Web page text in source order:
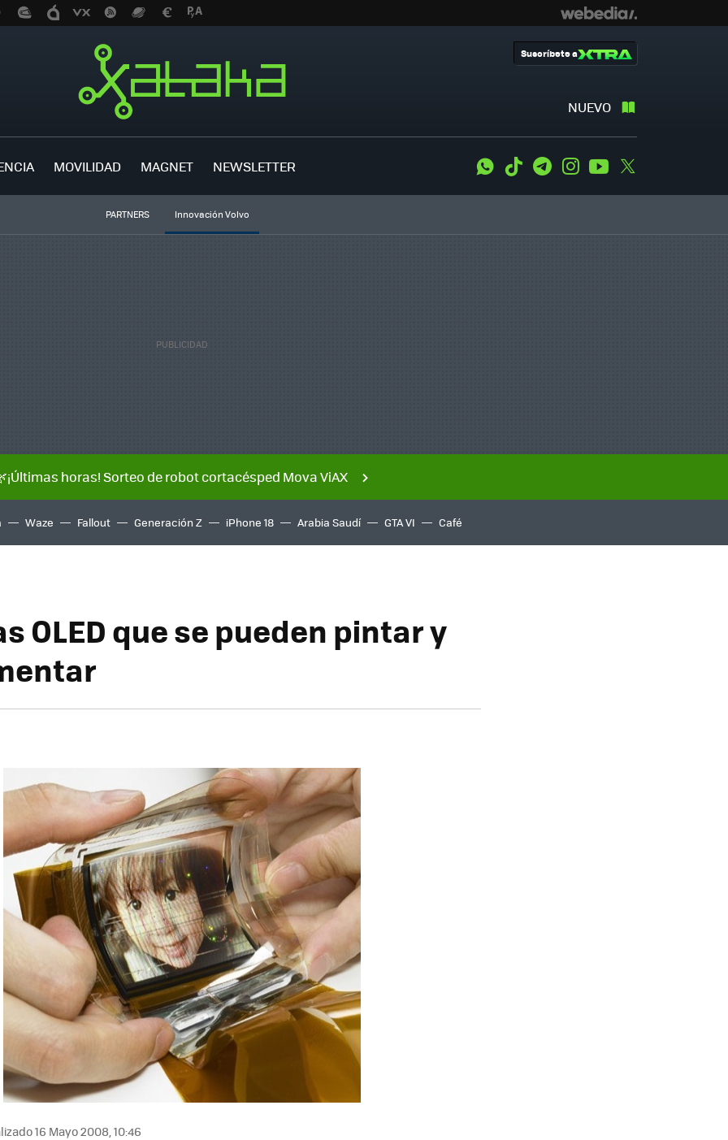
NUEVO
Suscríbete a
MOVILIDAD MAGNET NEWSLETTER WhatsApp
Tiktok TelegramInstagramYoutube
PARTNERS Innovación Volvo
horas! Sorteo de robot cortacésped Mova ViAX
Waze Fallout Generación Z iPhone 18 Arabia Saudí GTA VI Café
OLED que se pueden pintar y
16 Mayo 2008, 10:46